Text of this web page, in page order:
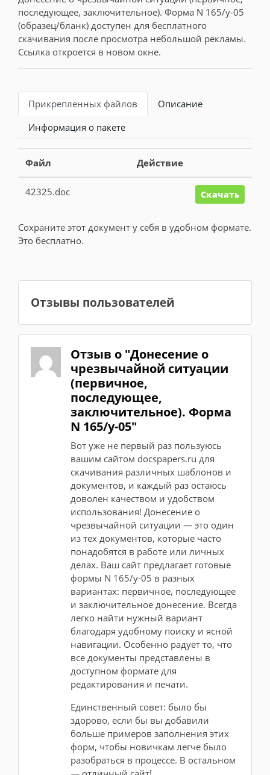
последующее, заключительное). Форма N 165/у-05
(образец/бланк) доступен для бесплатного
скачивания после просмотра небольшой рекламы.
Ссылка откроется в новом окне.
Прикрепленных файлов
Описание
Информация о пакете
Файл Действие
42325.doc Скачать
Сохраните этот документ у себя в удобном формате.
Это бесплатно.
Отзывы пользователей
Отзыв о "Донесение о
чрезвычайной ситуации
(первичное,
последующее,
заключительное). Форма
N 165/у-05"
Вот уже не первый раз пользуюсь
вашим сайтом docspapers.ru для
скачивания различных шаблонов и
документов, и каждый раз остаюсь
доволен качеством и удобством
использования! Донесение о
чрезвычайной ситуации — это один
из тех документов, которые часто
понадобятся в работе или личных
делах. Ваш сайт предлагает готовые
формы N 165/у-05 в разных
вариантах: первичное, последующее
и заключительное донесение. Всегда
легко найти нужный вариант
благодаря удобному поиску и ясной
навигации. Особенно радует то, что
все документы представлены в
доступном формате для
редактирования и печати.
Единственный совет: было бы
здорово, если бы вы добавили
больше примеров заполнения этих
форм, чтобы новичкам легче было
разобраться в процессе. В остальном